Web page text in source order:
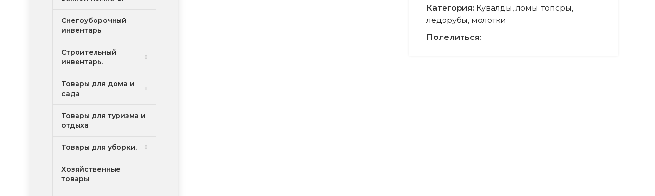
Категория: Кувалды, ломы, топоры,
ледорубы, молотки
Полелиться:
Снегоуборочный
инвентарь
Строительный
инвентарь.
Товары для дома и
сада
Товары для туризма и
отдыха
Товары для уборки.
Хозяйственные
товары